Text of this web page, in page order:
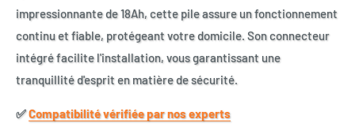
impressionnante de 18Ah, cette pile assure un fonctionnement
continu et fiable, protégeant votre domicile. Son connecteur
intégré facilite l'installation, vous garantissant une
tranquillité d'esprit en matière de sécurité.
✅​Compatibilité vérifiée par nos experts